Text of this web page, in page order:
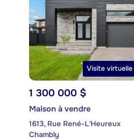
Visite virtuelle
1 300 000 $
Maison à vendre
1613, Rue René-L'Heureux
Chambly